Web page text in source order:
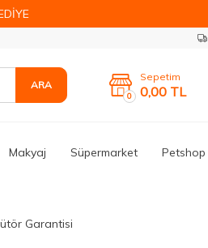
ARA
0
Sepetim
0,00 TL
Makyaj Süpermarket Petshop
Garantisi